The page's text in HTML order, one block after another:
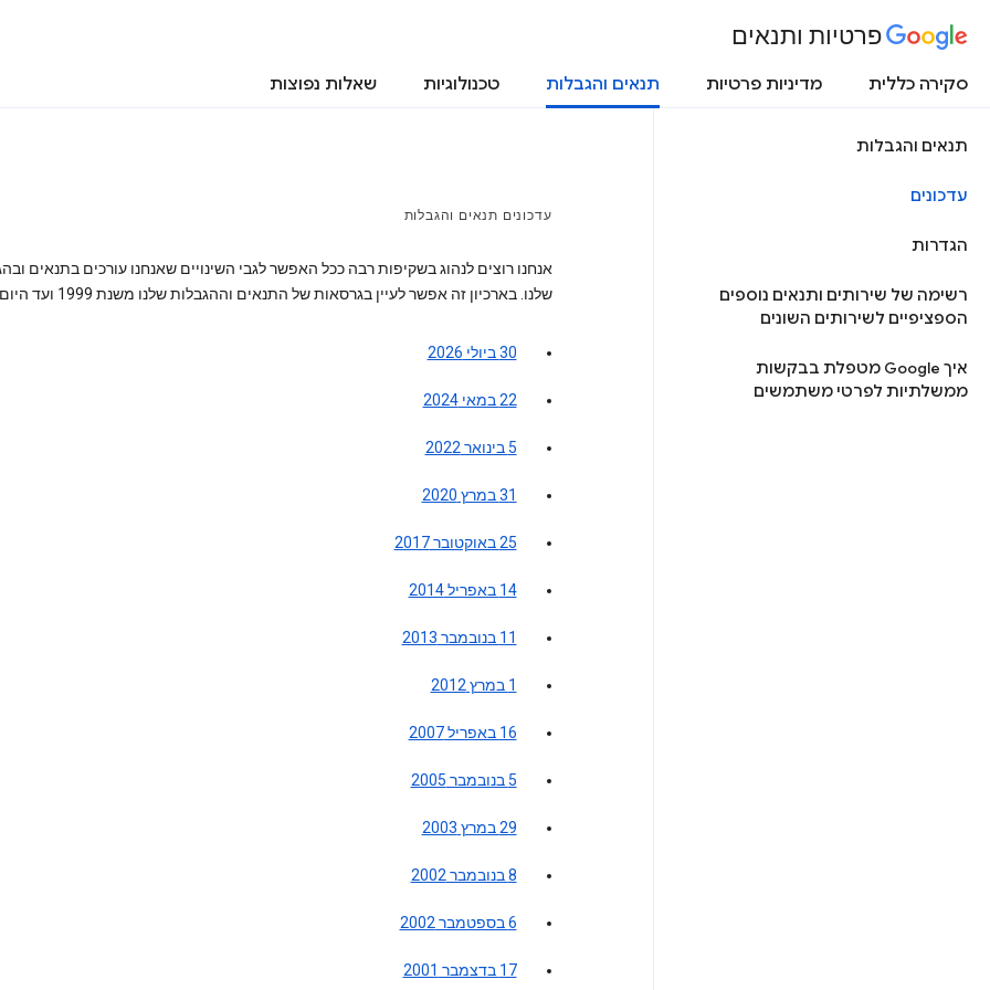
פרטיות ותנאים
סקירה כללית מדיניות פרטיות תנאים והגבלות טכנולוגיות שאלות נפוצות
תנאים והגבלות
עדכונים
הגדרות
רשימה של שירותים ותנאים נוספים
הספציפיים לשירותים השונים
איך Google מטפלת בבקשות
ממשלתיות לפרטי משתמשים
עדכונים תנאים והגבלות
אנחנו רוצים לנהוג בשקיפות רבה ככל האפשר לגבי השינויים שאנחנו עורכים בתנאים
שלנו. בארכיון זה אפשר לעיין בגרסאות של התנאים וההגבלות שלנו משנת 1999 ועד היום.
30 ביולי 2026
22 במאי 2024
5 בינואר 2022
31 במרץ 2020
25 באוקטובר 2017
14 באפריל 2014
11 בנובמבר 2013
1 במרץ 2012
16 באפריל 2007
5 בנובמבר 2005
29 במרץ 2003
8 בנובמבר 2002
6 בספטמבר 2002
17 בדצמבר 2001